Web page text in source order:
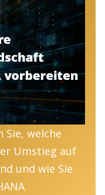
Sie, welche
Umstieg auf
und wie Sie